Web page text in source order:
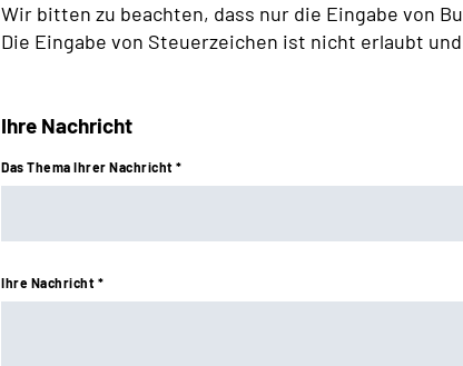
Wir bitten zu beachten, dass nur die Eingabe von
Die Eingabe von Steuerzeichen ist nicht erlaubt
Ihre Nachricht
Das Thema Ihrer Nachricht *
Ihre Nachricht *